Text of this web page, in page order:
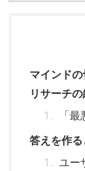
マインドの
リサーチ
「
答えを作
ユー